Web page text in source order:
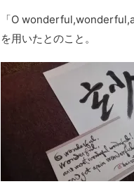
「O
を用いたとのこと。